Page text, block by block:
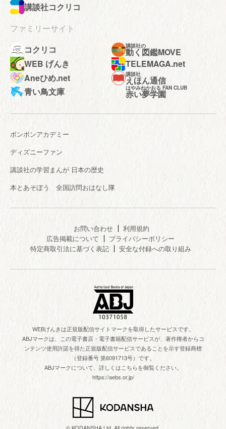
講談社コクリコ
ファミリーサイト
コクリコ
講談社の
動く図鑑MOVE
WEB げんき
TELEMAGA.net
Aneひめ.net
講談社
えほん通信
青い鳥文庫
はやみねかおる FAN CLUB
赤い夢学園
ボンボンアカデミー
ディズニーファン
講談社の学習まんが 日本の歴史
本とあそぼう 全国訪問おはなし隊
お問い合わせ
利用規約
広告掲載について
プライバシーポリシー
特定商取引法に基づく表記
安全な付録への取り組み
WEBげんきは正規版配信サイトマークを取得したサービスです。
ABJマークは、この電子書店・電子書籍配信サービスが、著作権者からコ
ンテンツ使用許諾を得た正規版配信サービスであることを示す登録商標
（登録番号 第6091713号）です。
ABJマークについて、詳しくはこちらを御覧ください。
https://aebs.or.jp/